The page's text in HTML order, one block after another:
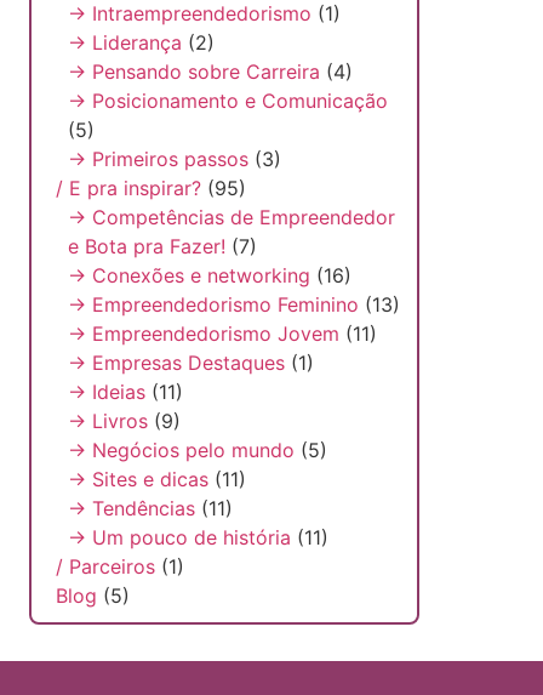
→ Intraempreendedorismo (1)
→ Liderança (2)
→ Pensando sobre Carreira (4)
→ Posicionamento e Comunicação
(5)
→ Primeiros passos (3)
/ E pra inspirar? (95)
→ Competências de Empreendedor
e Bota pra Fazer! (7)
→ Conexões e networking (16)
→ Empreendedorismo Feminino (13)
→ Empreendedorismo Jovem (11)
→ Empresas Destaques (1)
→ Ideias (11)
→ Livros (9)
→ Negócios pelo mundo (5)
→ Sites e dicas (11)
→ Tendências (11)
→ Um pouco de história (11)
/ Parceiros (1)
Blog (5)